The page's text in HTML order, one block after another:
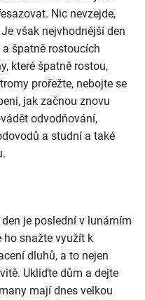
Nic nevzejde,
však nejvhodnější den
špatně rostoucích
které špatně rostou,
prořežte, nebojte se
jak začnou znovu
odvodňování,
a studní a také
je poslední v lunárním
ho snažte využít k
dluhů, a to nejen
Ukliďte dům a dejte
mají dnes velkou